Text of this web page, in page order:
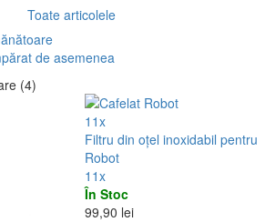
Toate articolele
de asemenea
(4)
11x
Filtru din oțel inoxidabil pentru
Robot
11x
În Stoc
99,90 lei